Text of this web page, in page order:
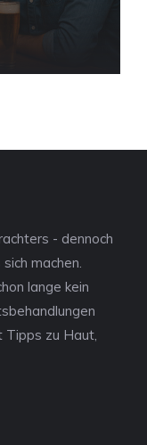
- dennoch
machen.
lange kein
zu Haut,